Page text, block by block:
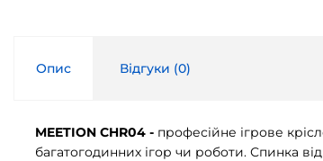
Опис Відгуки (0)
MEETION CHR04 - професійне ігрове
багатогодинних ігор чи роботи. Спинка